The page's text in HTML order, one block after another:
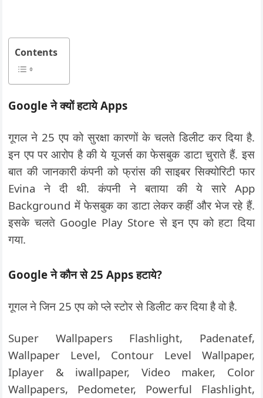
Contents
Google ने क्यों हटाये Apps
गूगल ने 25 एप को सुरक्षा कारणों के चलते डिलीट कर दिया है.
इन एप पर आरोप है की ये यूजर्स का फेसबुक डाटा चुराते हैं. इस
बात की जानकारी कंपनी को फ्रांस की साइबर सिक्योरिटी फार
Evina ने दी थी. कंपनी ने बताया की ये सारे App
Background में फेसबुक का डाटा लेकर कहीं और भेज रहे हैं.
इसके चलते Google Play Store से इन एप को हटा दिया
गया.
Google ने कौन से 25 Apps हटाये?
गूगल ने जिन 25 एप को प्ले स्टोर से डिलीट कर दिया है वो है.
Super Wallpapers Flashlight, Padenatef,
Wallpaper Level, Contour Level Wallpaper,
Iplayer & iwallpaper, Video maker, Color
Wallpapers, Pedometer, Powerful Flashlight,